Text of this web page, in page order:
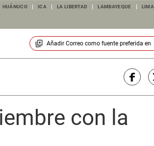
HUÁNUCO ICA LA LIBERTAD LAMBAYEQUE LIMA
Añadir Correocomo fuente preferida en
con la